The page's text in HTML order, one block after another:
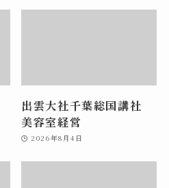
出雲大社千葉総国講社
美容室経営
2026年8月4日